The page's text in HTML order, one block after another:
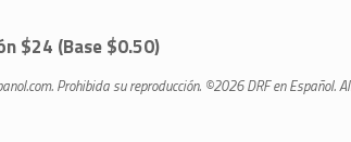
$24 (Base $0.50)
Prohibida su reproducción. ©2026 DRF en Español.